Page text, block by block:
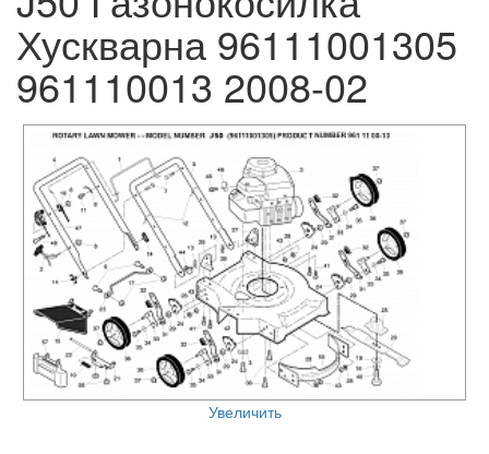
Хускварна 96111001305
961110013 2008-02
Увеличить